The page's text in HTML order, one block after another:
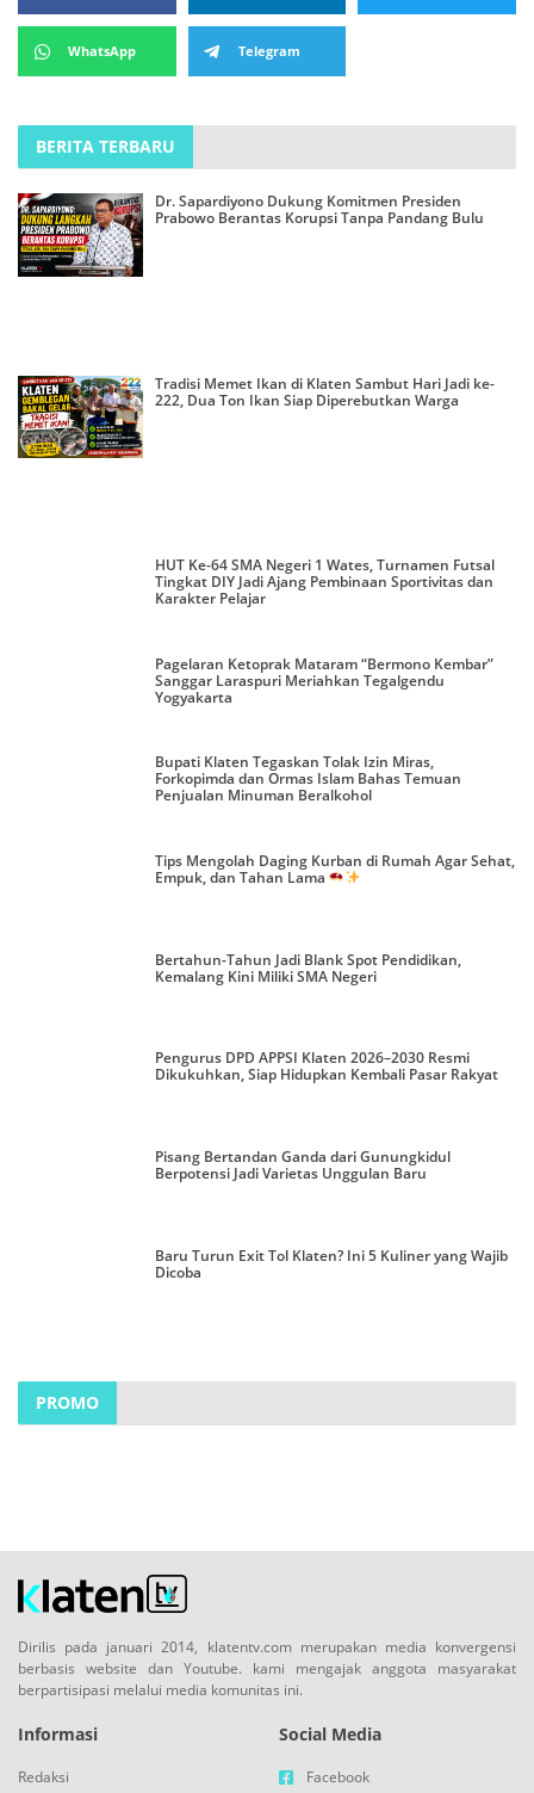
WhatsApp Telegram
BERITA TERBARU
Dr. Sapardiyono Dukung Komitmen Presiden
Prabowo Berantas Korupsi Tanpa Pandang Bulu
Tradisi Memet Ikan di Klaten Sambut Hari Jadi ke-
222, Dua Ton Ikan Siap Diperebutkan Warga
HUT Ke-64 SMA Negeri 1 Wates, Turnamen Futsal
Tingkat DIY Jadi Ajang Pembinaan Sportivitas dan
Karakter Pelajar
Pagelaran Ketoprak Mataram “Bermono Kembar”
Sanggar Laraspuri Meriahkan Tegalgendu
Yogyakarta
Bupati Klaten Tegaskan Tolak Izin Miras,
Forkopimda dan Ormas Islam Bahas Temuan
Penjualan Minuman Beralkohol
Tips Mengolah Daging Kurban di Rumah Agar Sehat,
Empuk, dan Tahan Lama
Bertahun-Tahun Jadi Blank Spot Pendidikan,
Kemalang Kini Miliki SMA Negeri
Pengurus DPD APPSI Klaten 2026–2030 Resmi
Dikukuhkan, Siap Hidupkan Kembali Pasar Rakyat
Pisang Bertandan Ganda dari Gunungkidul
Berpotensi Jadi Varietas Unggulan Baru
Baru Turun Exit Tol Klaten? Ini 5 Kuliner yang Wajib
Dicoba
PROMO
Dirilis pada januari 2014, klatentv.com merupakan media konvergensi
berbasis website dan Youtube. kami mengajak anggota masyarakat
berpartisipasi melalui media komunitas ini.
Informasi
Redaksi
Social Media
Facebook